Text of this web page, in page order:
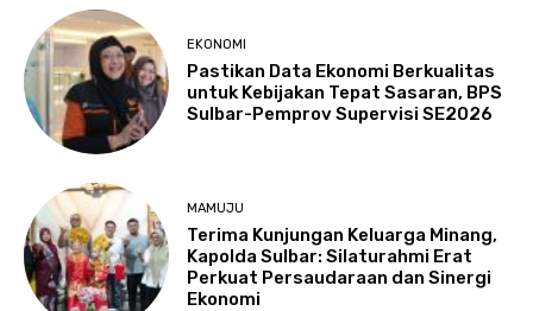
EKONOMI
Pastikan Data Ekonomi Berkualitas
untuk Kebijakan Tepat Sasaran, BPS
Sulbar-Pemprov Supervisi SE2026
MAMUJU
Terima Kunjungan Keluarga Minang,
Kapolda Sulbar: Silaturahmi Erat
Perkuat Persaudaraan dan Sinergi
Ekonomi